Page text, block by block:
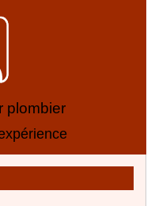
plombier